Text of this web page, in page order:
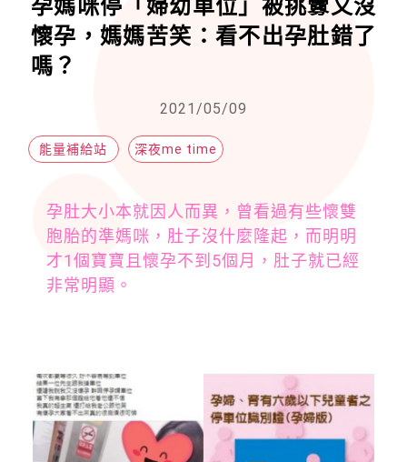
孕媽咪停「婦幼車位」被挑釁又沒
懷孕，媽媽苦笑：看不出孕肚錯了
嗎？
2021/05/09
能量補給站 深夜me time
孕肚大小本就因人而異，曾看過有些懷雙
胞胎的準媽咪，肚子沒什麼隆起，而明明
才1個寶寶且懷孕不到5個月，肚子就已經
非常明顯。